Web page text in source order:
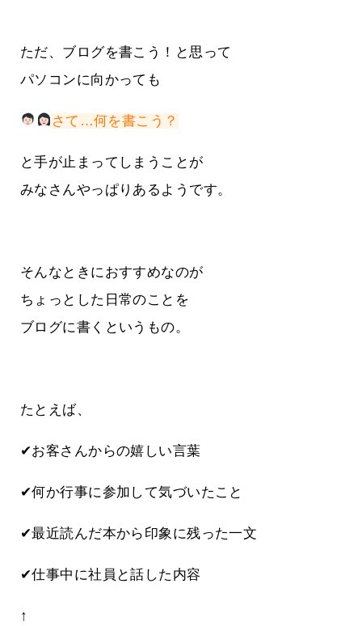
ただ、ブログを書こう！と思って
パソコンに向かっても
さて…何を書こう？
と手が止まってしまうことが
みなさんやっぱりあるようです。
そんなときにおすすめなのが
ちょっとした日常のことを
ブログに書くというもの。
たとえば、
✔お客さんからの嬉しい言葉
✔何か行事に参加して気づいたこと
✔最近読んだ本から印象に残った一文
✔仕事中に社員と話した内容
↑